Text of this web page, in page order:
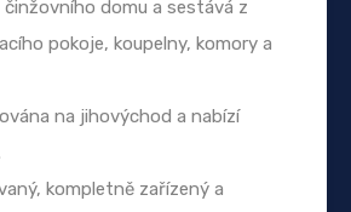
domu a sestává z
pokoje, koupelny, komory a
na jihovýchod a nabízí
kompletně zařízený a